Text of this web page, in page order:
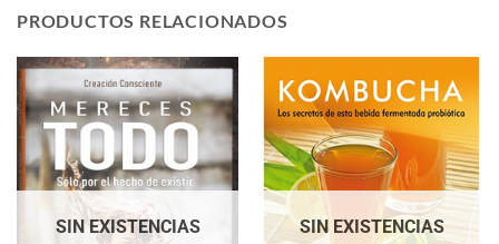
PRODUCTOS RELACIONADOS
SIN EXISTENCIAS SIN EXISTENCIAS